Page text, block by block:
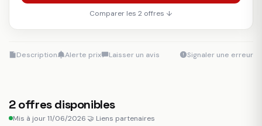
Comparer les 2 offres ↓
Description Alerte prix Laisser un avis Signaler une erreur
2 offres disponibles
Mis à jour 11/06/2026🤝 Liens partenaires